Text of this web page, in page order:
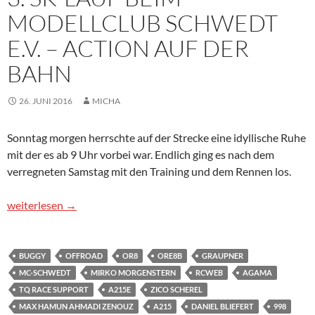
MODELLCLUB SCHWEDT
E.V. – ACTION AUF DER
BAHN
26. JUNI 2016 MICHA
Sonntag morgen herrschte auf der Strecke eine idyllische Ruhe
mit der es ab 9 Uhr vorbei war. Endlich ging es nach dem
verregneten Samstag mit den Training und dem Rennen los.
3. SK-LAUF BEIM MODELLCLUB SCHWEDT E.V. – Action auf
weiterlesen →
BUGGY OFFROAD OR8 ORE8B
GRAUPNER
MC-SCHWEDT
MIRKO MORGENSTERN RCWEB
AGAMA
TQ RACE SUPPORT
A215E
ZICO SCHEREL
MAX HAMUN AHMADI ZENOUZ
A215 DANIEL BLIEFERT 998